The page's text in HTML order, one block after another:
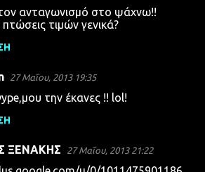
ανταγωνισμό στο ψάχνω!!
τιμών γενικά?
27 Μαΐου, 2013 19:35
την έκανες !! lol!
ΞΕΝΑΚΗΣ 27 Μαΐου, 2013 21:22